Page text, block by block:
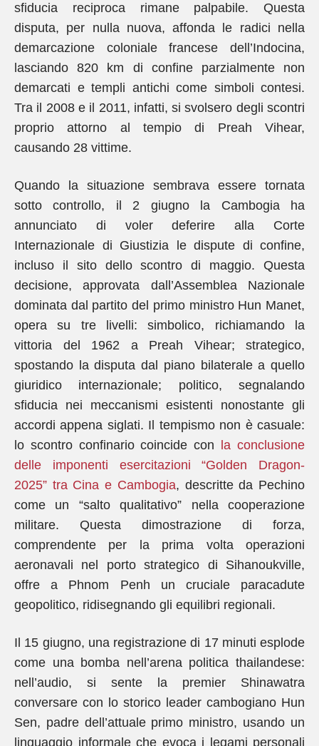
sfiducia reciproca rimane palpabile. Questa
disputa, per nulla nuova, affonda le radici nella
demarcazione coloniale francese dell’Indocina,
lasciando 820 km di confine parzialmente non
demarcati e templi antichi come simboli contesi.
Tra il 2008 e il 2011, infatti, si svolsero degli scontri
proprio attorno al tempio di Preah Vihear,
causando 28 vittime.
Quando la situazione sembrava essere tornata
sotto controllo, il 2 giugno la Cambogia ha
annunciato di voler deferire alla Corte
Internazionale di Giustizia le dispute di confine,
incluso il sito dello scontro di maggio. Questa
decisione, approvata dall’Assemblea Nazionale
dominata dal partito del primo ministro Hun Manet,
opera su tre livelli: simbolico, richiamando la
vittoria del 1962 a Preah Vihear; strategico,
spostando la disputa dal piano bilaterale a quello
giuridico internazionale; politico, segnalando
sfiducia nei meccanismi esistenti nonostante gli
accordi appena siglati. Il tempismo non è casuale:
lo scontro confinario coincide con
la conclusione
delle imponenti esercitazioni “Golden Dragon-
2025” tra Cina e Cambogia, descritte da Pechino
come un “salto qualitativo” nella cooperazione
militare. Questa dimostrazione di forza,
comprendente per la prima volta operazioni
aeronavali nel porto strategico di Sihanoukville,
offre a Phnom Penh un cruciale paracadute
geopolitico, ridisegnando gli equilibri regionali.
Il 15 giugno, una registrazione di 17 minuti esplode
come una bomba nell’arena politica thailandese:
nell’audio, si sente la premier Shinawatra
conversare con lo storico leader cambogiano Hun
Sen, padre dell’attuale primo ministro, usando un
linguaggio informale che evoca i legami personali